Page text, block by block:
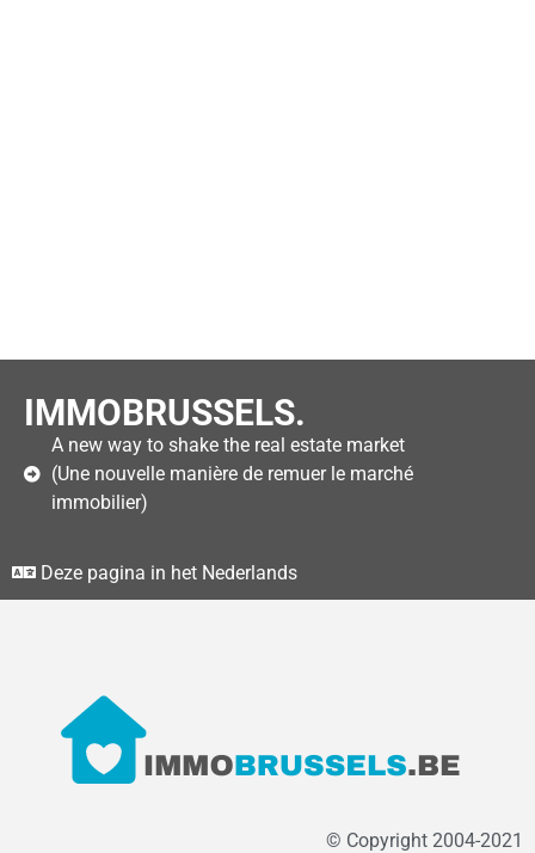
IMMOBRUSSELS.
A new way to shake the real estate market
(Une nouvelle manière de remuer le marché
immobilier)
Deze pagina in het Nederlands
© Copyright 2004-2021